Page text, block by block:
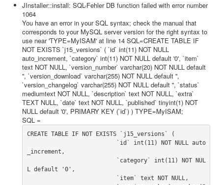
Sicherheit
Home
PovRay
PHP
Webdesign
CMS
Grafik
JavaScript
Sicherheit
JInstaller::install: SQL-Fehler DB function failed with error number
1064
You have an error in your SQL syntax; check the manual that
corresponds to your MySQL server version for the right syntax to
use near 'TYPE=MyISAM' at line 14 SQL=CREATE TABLE IF
NOT EXISTS `j15_versions` ( `id` int(11) NOT NULL
auto_increment, `category` int(11) NOT NULL default '0', `item`
text NOT NULL, `version_number` varchar(20) NOT NULL default
'', `version_download` varchar(255) NOT NULL default '',
`version_changelog` varchar(255) NOT NULL default '', `status`
mediumtext NOT NULL, `description` text NOT NULL, `extra`
TEXT NULL, `date` text NOT NULL, `published` tinyint(1) NOT
NULL default '0', PRIMARY KEY (`id`) ) TYPE=MyISAM;
SQL =
CREATE TABLE IF NOT EXISTS `j15_versions` (
_increment,
L default '0',